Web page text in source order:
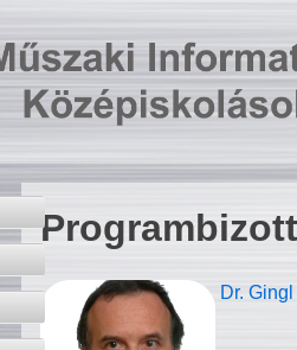
Dr.